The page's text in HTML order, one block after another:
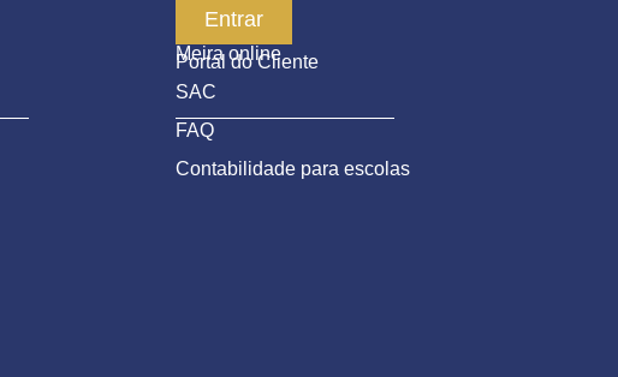
Serviços
Meira online
SAC
FAQ
Contabilidade para escolas
Portal do Cliente
Entrar